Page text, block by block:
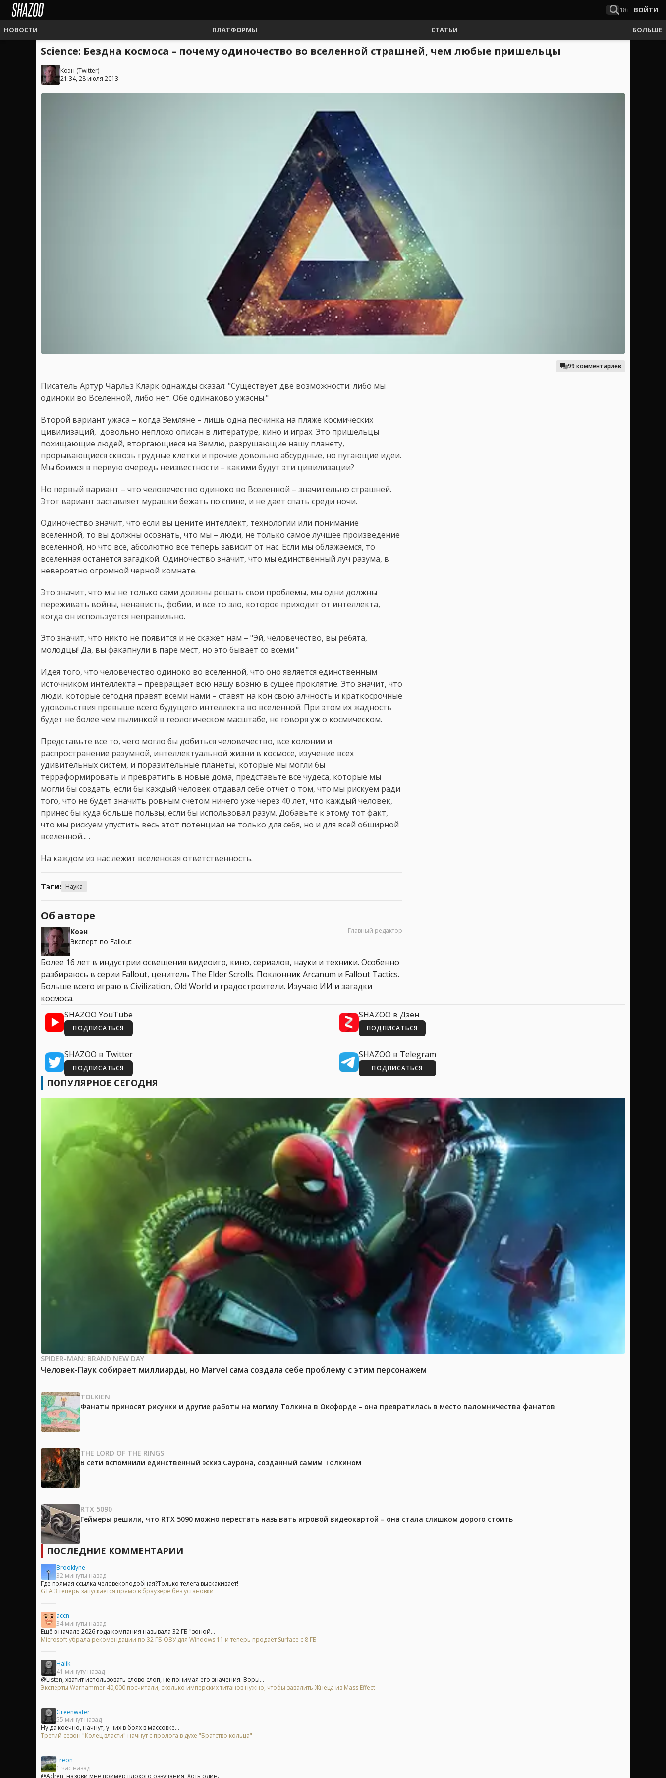
18+ ВОЙТИ
НОВОСТИ ПЛАТФОРМЫ СТАТЬИ БОЛЬШЕ
Science: Бездна космоса – почему одиночество во вселенной страшней, чем любые пришельцы
Коэн (Twitter)
21:34, 28 июля 2013
99 комментариев
Писатель Артур Чарльз Кларк однажды сказал: "Существует две возможности: либо мы
одиноки во Вселенной, либо нет. Обе одинаково ужасны."
Второй вариант ужаса – когда Земляне – лишь одна песчинка на пляже космических
цивилизаций, довольно неплохо описан в литературе, кино и играх. Это пришельцы
похищающие людей, вторгающиеся на Землю, разрушающие нашу планету,
прорывающиеся сквозь грудные клетки и прочие довольно абсурдные, но пугающие идеи.
Мы боимся в первую очередь неизвестности – какими будут эти цивилизации?
Но первый вариант – что человечество одиноко во Вселенной – значительно страшней.
Этот вариант заставляет мурашки бежать по спине, и не дает спать среди ночи.
Одиночество значит, что если вы цените интеллект, технологии или понимание
вселенной, то вы должны осознать, что мы – люди, не только самое лучшее произведение
вселенной, но что все, абсолютно все теперь зависит от нас. Если мы облажаемся, то
вселенная останется загадкой. Одиночество значит, что мы единственный луч разума, в
невероятно огромной черной комнате.
Это значит, что мы не только сами должны решать свои проблемы, мы одни должны
переживать войны, ненависть, фобии, и все то зло, которое приходит от интеллекта,
когда он используется неправильно.
Это значит, что никто не появится и не скажет нам – "Эй, человечество, вы ребята,
молодцы! Да, вы факапнули в паре мест, но это бывает со всеми."
Идея того, что человечество одиноко во вселенной, что оно является единственным
источником интеллекта – превращает всю нашу возню в сущее проклятие. Это значит, что
люди, которые сегодня правят всеми нами – ставят на кон свою алчность и краткосрочные
удовольствия превыше всего будущего интеллекта во вселенной. При этом их жадность
будет не более чем пылинкой в геологическом масштабе, не говоря уж о космическом.
Представьте все то, чего могло бы добиться человечество, все колонии и
распространение разумной, интеллектуальной жизни в космосе, изучение всех
удивительных систем, и поразительные планеты, которые мы могли бы
терраформировать и превратить в новые дома, представьте все чудеса, которые мы
могли бы создать, если бы каждый человек отдавал себе отчет о том, что мы рискуем ради
того, что не будет значить ровным счетом ничего уже через 40 лет, что каждый человек,
принес бы куда больше пользы, если бы использовал разум. Добавьте к этому тот факт,
что мы рискуем упустить весь этот потенциал не только для себя, но и для всей обширной
вселенной... .
На каждом из нас лежит вселенская ответственность.
Тэги: Наука
Об авторе
Коэн
Эксперт по Fallout
Главный редактор
Более 16 лет в индустрии освещения видеоигр, кино, сериалов, науки и техники. Особенно
разбираюсь в серии Fallout, ценитель The Elder Scrolls. Поклонник Arcanum и Fallout Tactics.
Больше всего играю в Civilization, Old World и градостроители. Изучаю ИИ и загадки
космоса.
SHAZOO YouTube
ПОДПИСАТЬСЯ
SHAZOO в Дзен
ПОДПИСАТЬСЯ
SHAZOO в Twitter
ПОДПИСАТЬСЯ
SHAZOO в Telegram
ПОДПИСАТЬСЯ
ПОПУЛЯРНОЕ СЕГОДНЯ
SPIDER-MAN: BRAND NEW DAY
Человек-Паук собирает миллиарды, но Marvel сама создала себе проблему с этим персонажем
TOLKIEN
Фанаты приносят рисунки и другие работы на могилу Толкина в Оксфорде – она превратилась в место паломничества фанатов
THE LORD OF THE RINGS
В сети вспомнили единственный эскиз Саурона, созданный самим Толкином
RTX 5090
Геймеры решили, что RTX 5090 можно перестать называть игровой видеокартой – она стала слишком дорого стоить
ПОСЛЕДНИЕ КОММЕНТАРИИ
Brooklyne
32 минуты назад
Где прямая ссылка человекоподобная?Только телега выскакивает!
GTA 3 теперь запускается прямо в браузере без установки
accn
34 минуты назад
Ещё в начале 2026 года компания называла 32 ГБ "зоной...
Microsoft убрала рекомендации по 32 ГБ ОЗУ для Windows 11 и теперь продаёт Surface с 8 ГБ
Halik
41 минуту назад
@Listen, хватит использовать слово слоп, не понимая его значения. Воры...
Эксперты Warhammer 40,000 посчитали, сколько имперских титанов нужно, чтобы завалить Жнеца из Mass Effect
Greenwater
55 минут назад
Ну да коечно, начнут, у них в боях в массовке...
Третий сезон "Колец власти" начнут с пролога в духе "Братство кольца"
Freon
1 час назад
@Adren, назови мне пример плохого озвучания. Хоть один.